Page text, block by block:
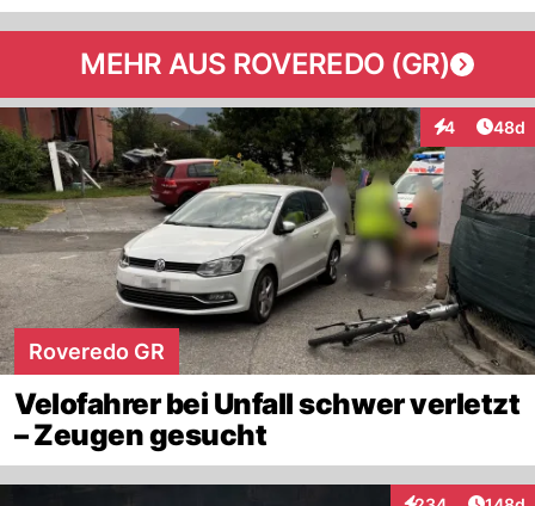
MEHR AUS ROVEREDO (GR)
4
Interaktionen
48d
Roveredo GR
Velofahrer bei Unfall schwer verletzt
– Zeugen gesucht